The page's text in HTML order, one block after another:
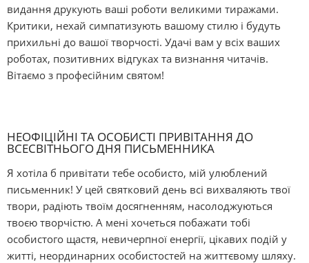
видання друкують ваші роботи великими тиражами.
Критики, нехай симпатизують вашому стилю і будуть
прихильні до вашої творчості. Удачі вам у всіх ваших
роботах, позитивних відгуках та визнання читачів.
Вітаємо з професійним святом!
НЕОФІЦІЙНІ ТА ОСОБИСТІ ПРИВІТАННЯ ДО
ВСЕСВІТНЬОГО ДНЯ ПИСЬМЕННИКА
Я хотіла б привітати тебе особисто, мій улюблений
письменник! У цей святковий день всі вихваляють твої
твори, радіють твоїм досягненням, насолоджуються
твоєю творчістю. А мені хочеться побажати тобі
особистого щастя, невичерпної енергії, цікавих подій у
житті, неординарних особистостей на життєвому шляху.